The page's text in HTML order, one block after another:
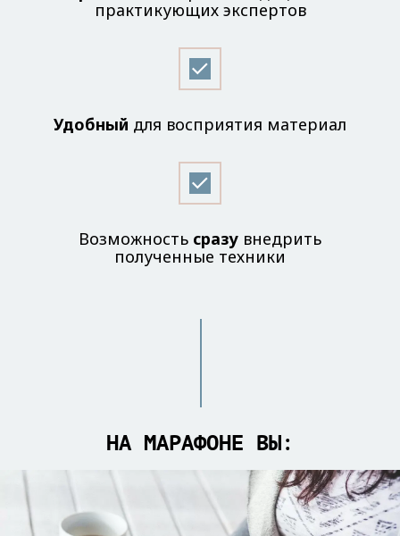
практикующих экспертов
Удобный для восприятия материал
Возможность сразу внедрить
полученные техники
НА МАРАФОНЕ ВЫ: